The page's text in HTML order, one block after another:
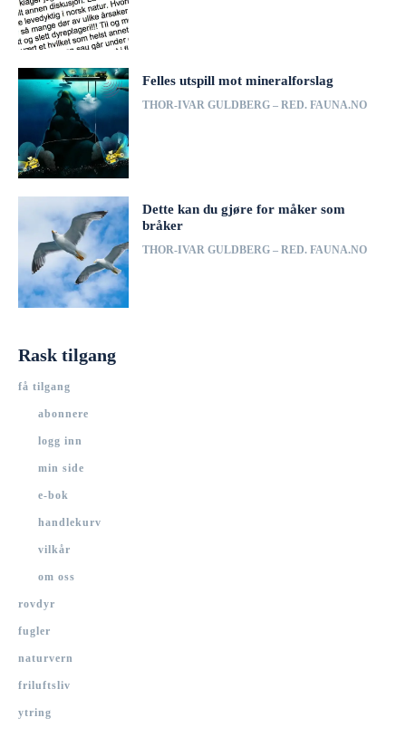
Felles utspill mot mineralforslag
THOR-IVAR GULDBERG – RED. FAUNA.NO
Dette kan du gjøre for måker som
bråker
THOR-IVAR GULDBERG – RED. FAUNA.NO
Rask tilgang
få tilgang
abonnere
logg inn
min side
e-bok
handlekurv
vilkår
om oss
rovdyr
fugler
naturvern
friluftsliv
ytring